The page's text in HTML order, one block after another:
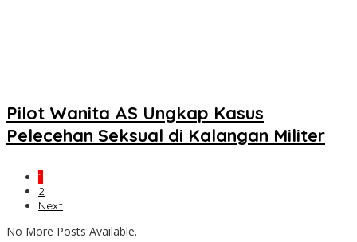
Pilot Wanita AS Ungkap Kasus
Pelecehan Seksual di Kalangan Militer
1
2
Next
No More Posts Available.